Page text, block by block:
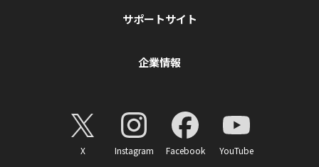
サポートサイト
企業情報
X Instagram Facebook YouTube